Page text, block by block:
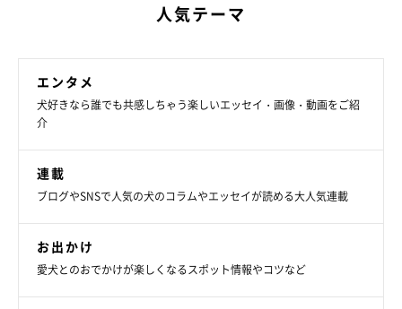
人気テーマ
エンタメ
犬好きなら誰でも共感しちゃう楽しいエッセイ・画像・動画をご紹
介
連載
ブログやSNSで人気の犬のコラムやエッセイが読める大人気連載
お出かけ
愛犬とのおでかけが楽しくなるスポット情報やコツなど